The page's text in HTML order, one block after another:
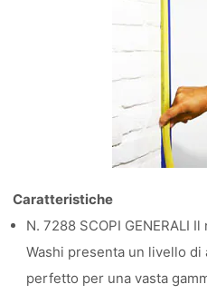
Caratteristiche
N. 7288 SCOPI GENERALI
Washi presenta un livello di
perfetto per una vasta